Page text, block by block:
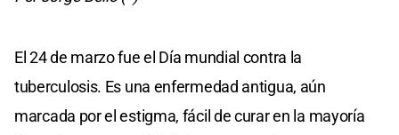
El 24 de marzo fue el Día mundial contra la
tuberculosis. Es una enfermedad antigua, aún
marcada por el estigma, fácil de curar en la mayoría